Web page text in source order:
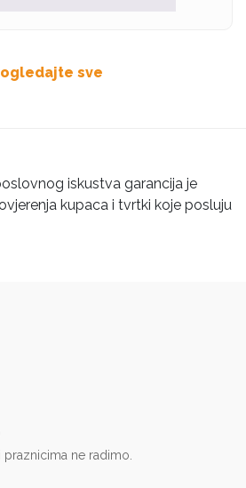
sve
iskustva garancija je
kupaca i tvrtki koje posluju
ne radimo.